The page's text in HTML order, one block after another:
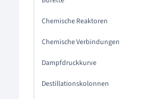
Chemische Reaktoren
Chemische Verbindungen
Dampfdruckkurve
Destillationskolonnen